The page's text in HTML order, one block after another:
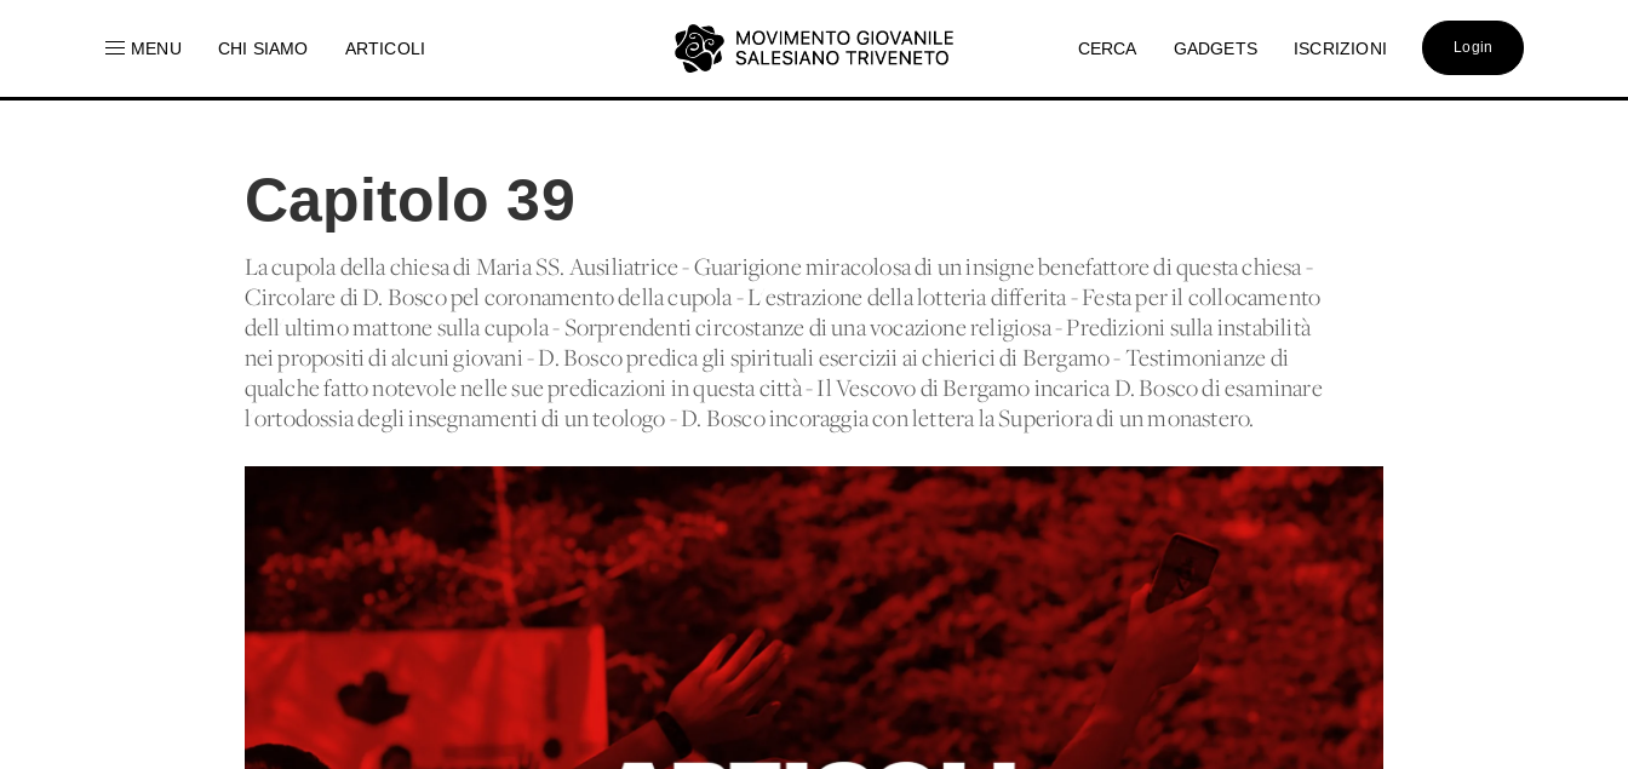
MENU CHI SIAMO ARTICOLI CERCA GADGETS ISCRIZIONI Login
Capitolo 39
La cupola della chiesa di Maria SS. Ausiliatrice - Guarigione miracolosa di un insigne benefattore di questa chiesa -
Circolare di D. Bosco pel coronamento della cupola - L'estrazione della lotteria differita - Festa per il collocamento
dell'ultimo mattone sulla cupola - Sorprendenti circostanze di una vocazione religiosa - Predizioni sulla instabilità
nei propositi di alcuni giovani - D. Bosco predica gli spirituali esercizii ai chierici di Bergamo - Testimonianze di
qualche fatto notevole nelle sue predicazioni in questa città - Il Vescovo di Bergamo incarica D. Bosco di esaminare
l'ortodossia degli insegnamenti di un teologo - D. Bosco incoraggia con lettera la Superiora di un monastero.